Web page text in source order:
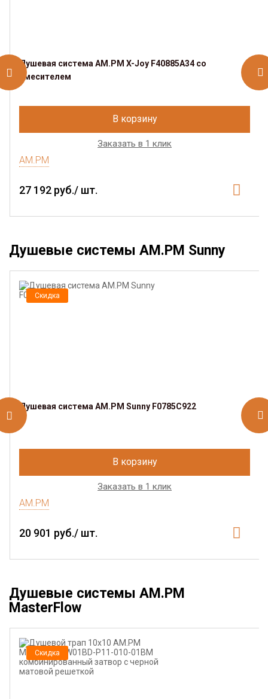
Душевая система AM.PM X-Joy F40885A34 со
смесителем
В корзину
Заказать в 1 клик
AM.PM
27 192 руб./ шт.
Душевые системы AM.PM Sunny
Скидка
Душевая система AM.PM Sunny F0785C922
В корзину
Заказать в 1 клик
AM.PM
20 901 руб./ шт.
Душевые системы AM.PM
MasterFlow
Скидка